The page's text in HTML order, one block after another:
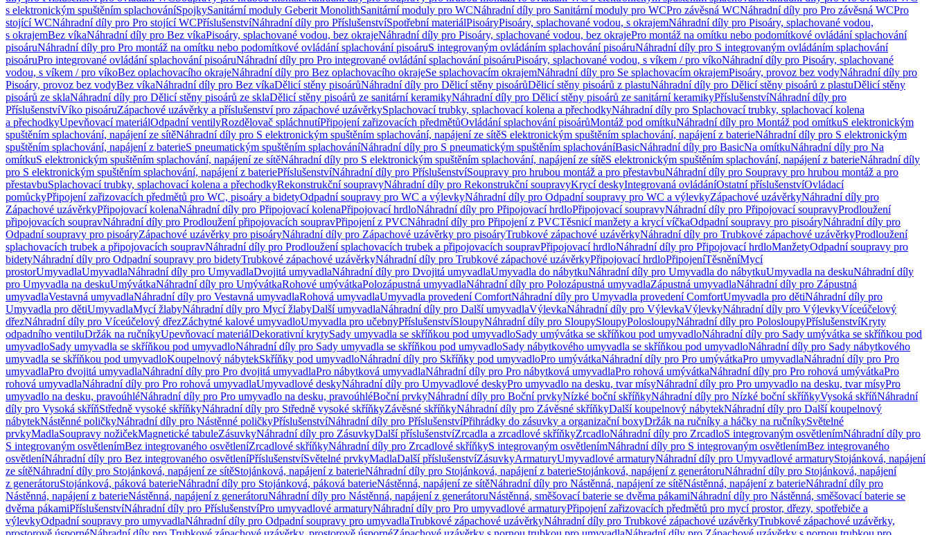
s elektronickým spuštěním splachováníSpojkySanitární moduly Geberit MonolithSanitární moduly pro WCNáhradní díly pro Sanitární moduly pro WCPro závěsná WCNáhradní díly pro Pro závěsná WCPro
stojící WCNáhradní díly pro Pro stojící WCPříslušenstvíNáhradní díly pro PříslušenstvíSpotřební materiálPisoáryPisoáry, splachované vodou, s okrajemNáhradní díly pro Pisoáry, splachované vodou,
s okrajemBez víkaNáhradní díly pro Bez víkaPisoáry, splachované vodou, bez okrajeNáhradní díly pro Pisoáry, splachované vodou, bez okrajePro montáž na omítku nebo podomítkové ovládání splachování
pisoáruNáhradní díly pro Pro montáž na omítku nebo podomítkové ovládání splachování pisoáruS integrovaným ovládáním splachování pisoáruNáhradní díly pro S integrovaným ovládáním splachování
pisoáruPro integrované ovládání splachování pisoáruNáhradní díly pro Pro integrované ovládání splachování pisoáruPisoáry, splachované vodou, s víkem / pro víkoNáhradní díly pro Pisoáry, splachované
vodou, s víkem / pro víkoBez oplachovacího okrajeNáhradní díly pro Bez oplachovacího okrajeSe splachovacím okrajemNáhradní díly pro Se splachovacím okrajemPisoáry, provoz bez vodyNáhradní díly pro
Pisoáry, provoz bez vodyBez víkaNáhradní díly pro Bez víkaDělicí stěny pisoárůNáhradní díly pro Dělicí stěny pisoárůDělicí stěny pisoárů z plastuNáhradní díly pro Dělicí stěny pisoárů z plastuDělicí stěny
pisoárů ze sklaNáhradní díly pro Dělicí stěny pisoárů ze sklaDělicí stěny pisoárů ze sanitární keramikyNáhradní díly pro Dělicí stěny pisoárů ze sanitární keramikyPříslušenstvíNáhradní díly pro
PříslušenstvíVíko pisoáruZápachové uzávěrky a příslušenství pro zápachové uzávěrkySplachovací trubky, splachovací kolena a přechodkyNáhradní díly pro Splachovací trubky, splachovací kolena
a přechodkyUpevňovací materiálOdpadní ventilyRozdělovač spláchnutíPřipojení zařizovacích předmětůOvládání splachování pisoárůMontáž pod omítkuNáhradní díly pro Montáž pod omítkuS elektronickým
spuštěním splachování, napájení ze sítěNáhradní díly pro S elektronickým spuštěním splachování, napájení ze sítěS elektronickým spuštěním splachování, napájení z baterieNáhradní díly pro S elektronickým
spuštěním splachování, napájení z baterieS pneumatickým spuštěním splachováníNáhradní díly pro S pneumatickým spuštěním splachováníBasicNáhradní díly pro BasicNa omítkuNáhradní díly pro Na
omítkuS elektronickým spuštěním splachování, napájení ze sítěNáhradní díly pro S elektronickým spuštěním splachování, napájení ze sítěS elektronickým spuštěním splachování, napájení z baterieNáhradní díly
pro S elektronickým spuštěním splachování, napájení z bateriePříslušenstvíNáhradní díly pro PříslušenstvíSoupravy pro hrubou montáž a pro přestavbuNáhradní díly pro Soupravy pro hrubou montáž a pro
přestavbuSplachovací trubky, splachovací kolena a přechodkyRekonstrukční soupravyNáhradní díly pro Rekonstrukční soupravyKrycí deskyIntegrovaná ovládáníOstatní příslušenstvíOvládací
pomůckyPřipojení zařizovacích předmětů pro WC, pisoáry a bidetyOdpadní soupravy pro WC a výlevkyNáhradní díly pro Odpadní soupravy pro WC a výlevkyZápachové uzávěrkyNáhradní díly pro
Zápachové uzávěrkyPřipojovací kolenaNáhradní díly pro Připojovací kolenaPřipojovací hrdloNáhradní díly pro Připojovací hrdloPřipojovací soupravyNáhradní díly pro Připojovací soupravyProdloužení
připojovacích soupravNáhradní díly pro Prodloužení připojovacích soupravPřipojení z PVCNáhradní díly pro Připojení z PVCTěsnicí manžety a krycí víčkaOdpadní soupravy pro pisoáryNáhradní díly pro
Odpadní soupravy pro pisoáryZápachové uzávěrky pro pisoáryNáhradní díly pro Zápachové uzávěrky pro pisoáryTrubkové zápachové uzávěrkyNáhradní díly pro Trubkové zápachové uzávěrkyProdloužení
splachovacích trubek a připojovacích soupravNáhradní díly pro Prodloužení splachovacích trubek a připojovacích soupravPřipojovací hrdloNáhradní díly pro Připojovací hrdloManžetyOdpadní soupravy pro
bidetyNáhradní díly pro Odpadní soupravy pro bidetyTrubkové zápachové uzávěrkyNáhradní díly pro Trubkové zápachové uzávěrkyPřipojovací hrdloPřipojeníTěsněníMycí
prostorUmyvadlaUmyvadlaNáhradní díly pro UmyvadlaDvojitá umyvadlaNáhradní díly pro Dvojitá umyvadlaUmyvadla do nábytkuNáhradní díly pro Umyvadla do nábytkuUmyvadla na deskuNáhradní díly
pro Umyvadla na deskuUmývátkaNáhradní díly pro UmývátkaRohové umývátkaPolozápustná umyvadlaNáhradní díly pro Polozápustná umyvadlaZápustná umyvadlaNáhradní díly pro Zápustná
umyvadlaVestavná umyvadlaNáhradní díly pro Vestavná umyvadlaRohová umyvadlaUmyvadla provedení ComfortNáhradní díly pro Umyvadla provedení ComfortUmyvadla pro dětiNáhradní díly pro
Umyvadla pro dětiUmyvadlaMycí žlabyNáhradní díly pro Mycí žlabyDalší umyvadlaNáhradní díly pro Další umyvadlaVýlevkaNáhradní díly pro VýlevkaVýlevkyNáhradní díly pro VýlevkyVíceúčelový
dřezNáhradní díly pro Víceúčelový dřezZáchytné kalové umyvadloUmyvadla pro učebnyPříslušenstvíSloupyNáhradní díly pro SloupySloupyPolosloupyNáhradní díly pro PolosloupyPříslušenstvíKryty
odpadního ventiluDržák na ručníkyUpevňovací materiálDekorativní krytySady umyvadla se skříňkou pod umyvadloSady umývátka se skříňkou pod umyvadloNáhradní díly pro Sady umývátka se skříňkou pod
umyvadloSady umyvadla se skříňkou pod umyvadloNáhradní díly pro Sady umyvadla se skříňkou pod umyvadloSady nábytkového umyvadla se skříňkou pod umyvadloNáhradní díly pro Sady nábytkového
umyvadla se skříňkou pod umyvadloKoupelnový nábytekSkříňky pod umyvadloNáhradní díly pro Skříňky pod umyvadloPro umývátkaNáhradní díly pro Pro umývátkaPro umyvadlaNáhradní díly pro Pro
umyvadlaPro dvojitá umyvadlaNáhradní díly pro Pro dvojitá umyvadlaPro nábytková umyvadlaNáhradní díly pro Pro nábytková umyvadlaPro rohová umývátkaNáhradní díly pro Pro rohová umývátkaPro
rohová umyvadlaNáhradní díly pro Pro rohová umyvadlaUmyvadlové deskyNáhradní díly pro Umyvadlové deskyPro umyvadlo na desku, tvar mísyNáhradní díly pro Pro umyvadlo na desku, tvar mísyPro
umyvadlo na desku, pravoúhléNáhradní díly pro Pro umyvadlo na desku, pravoúhléBoční prvkyNáhradní díly pro Boční prvkyNízké boční skříňkyNáhradní díly pro Nízké boční skříňkyVysoká skříňNáhradní
díly pro Vysoká skříňStředně vysoké skříňkyNáhradní díly pro Středně vysoké skříňkyZávěsné skříňkyNáhradní díly pro Závěsné skříňkyDalší koupelnový nábytekNáhradní díly pro Další koupelnový
nábytekNástěnné poličkyNáhradní díly pro Nástěnné poličkyPříslušenstvíNáhradní díly pro PříslušenstvíPřihrádky do zásuvky a organizační boxyDržák na ručníky a háčky na ručníkySvětelné
prvkyMadlaSoupravy nožičekMagnetické tabuleZásuvkyNáhradní díly pro ZásuvkyDalší příslušenstvíZrcadla a zrcadlové skříňkyZrcadloNáhradní díly pro ZrcadloS integrovaným osvětlenímNáhradní díly pro
S integrovaným osvětlenímBez integrovaného osvětleníZrcadlové skříňkyNáhradní díly pro Zrcadlové skříňkyS integrovaným osvětlenímNáhradní díly pro S integrovaným osvětlenímBez integrovaného
osvětleníNáhradní díly pro Bez integrovaného osvětleníPříslušenstvíSvětelné prvkyMadlaDalší příslušenstvíZásuvkyArmaturyUmyvadlové armaturyNáhradní díly pro Umyvadlové armaturyStojánková, napájení
ze sítěNáhradní díly pro Stojánková, napájení ze sítěStojánková, napájení z baterieNáhradní díly pro Stojánková, napájení z baterieStojánková, napájení z generátoruNáhradní díly pro Stojánková, napájení
z generátoruStojánková, páková baterieNáhradní díly pro Stojánková, páková baterieNástěnná, napájení ze sítěNáhradní díly pro Nástěnná, napájení ze sítěNástěnná, napájení z baterieNáhradní díly pro
Nástěnná, napájení z baterieNástěnná, napájení z generátoruNáhradní díly pro Nástěnná, napájení z generátoruNástěnná, směšovací baterie se dvěma pákamiNáhradní díly pro Nástěnná, směšovací baterie se
dvěma pákamiPříslušenstvíNáhradní díly pro PříslušenstvíPro umyvadlové armaturyNáhradní díly pro Pro umyvadlové armaturyPřipojení zařizovacích předmětů pro mycí prostor, dřezy, spotřebiče a
výlevkyOdpadní soupravy pro umyvadlaNáhradní díly pro Odpadní soupravy pro umyvadlaTrubkové zápachové uzávěrkyNáhradní díly pro Trubkové zápachové uzávěrkyTrubkové zápachové uzávěrky,